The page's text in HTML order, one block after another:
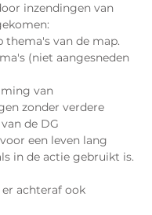
inzendingen van
thema's van de map.
(niet aangesneden
van
zonder verdere
de DG
een leven lang
in de actie gebruikt is.
achteraf ook